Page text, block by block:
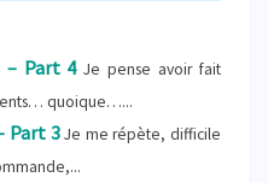
– Part 4 Je pense avoir fait
quoique…...
Part 3 Je me répète, difficile